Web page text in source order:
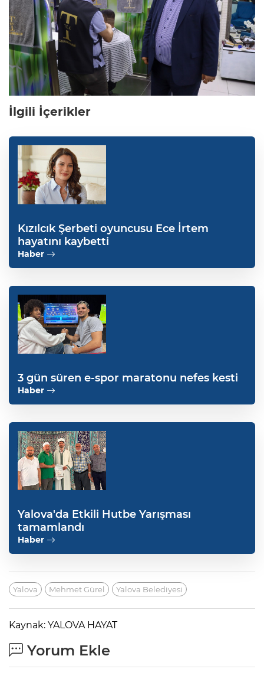
İlgili İçerikler
Kızılcık Şerbeti oyuncusu Ece İrtem
hayatını kaybetti
Haber
3 gün süren e-spor maratonu nefes kesti
Haber
Yalova'da Etkili Hutbe Yarışması
tamamlandı
Haber
Yalova Mehmet Gürel Yalova Belediyesi
Kaynak: YALOVA HAYAT
Yorum Ekle